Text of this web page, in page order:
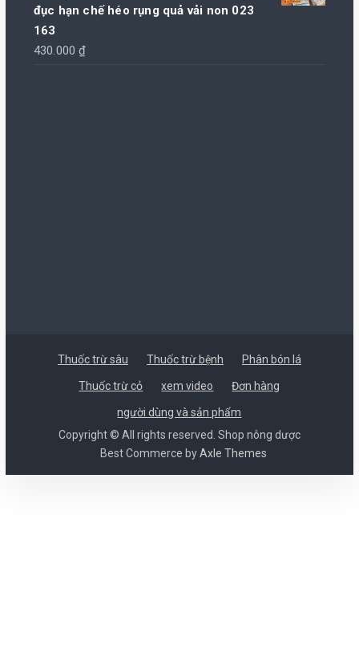
đục hạn chế héo rụng quả vải non 023
163
430.000₫
Thuốc trừ sâu Thuốc trừ bệnh Phân bón lá
Thuốc trừ cỏ xem video Đơn hàng
người dùng và sản phẩm
Copyright © All rights reserved. Shop nông dược
Best Commerce byAxle Themes